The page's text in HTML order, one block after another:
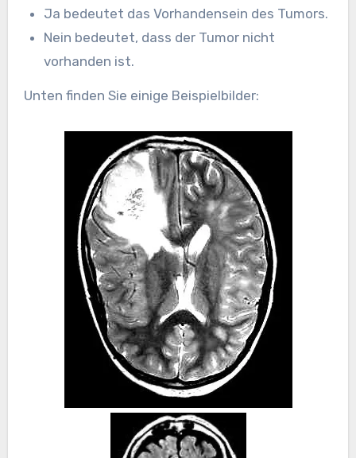
Ja bedeutet das Vorhandensein des Tumors.
Nein bedeutet, dass der Tumor nicht
vorhanden ist.
Unten finden Sie einige Beispielbilder: